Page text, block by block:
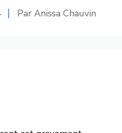
Par Anissa Chauvin